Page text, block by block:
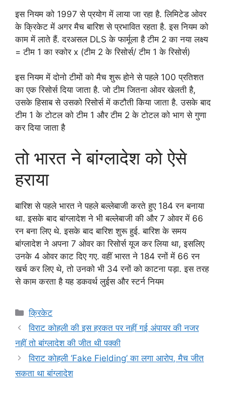
इस नियम को 1997 से प्रयोग में लाया जा रहा है. लिमिटेड ओवर
के क्रिकेट में अगर मैच बारिश से प्रभावित रहता है. इस नियम को
काम में लाते हैं. दरअसल DLS के फार्मूला है टीम 2 का नया लक्ष्‍य
= टीम 1 का स्‍कोर x (टीम 2 के रिसोर्स/ टीम 1 के रिसोर्स)
इस नियम में दोनो टीमों को मैच शुरू होने से पहले 100 प्रतिशत
का एक रिसोर्स दिया जाता है. जो टीम जितना ओवर खेलती है,
उसके हिसाब से उसको रिसोर्स में कटौती किया जाता है. उसके बाद
टीम 1 के टोटल को टीम 1 और टीम 2 के टोटल को भाग से गुणा
कर दिया जाता है
तो भारत ने बांग्लादेश को ऐसे
हराया
बारिश से पहले भारत ने पहले बल्लेबाजी करते हुए 184 रन बनाया
था. इसके बाद बांग्लादेश ने भी बल्लेबाजी की और 7 ओवर में 66
रन बना लिए थे. इसके बाद बारिश शुरू हुई. बारिश के समय
बांग्लादेश ने अपना 7 ओवर का रिसोर्स यूज कर लिया था, इसलिए
उनके 4 ओवर काट दिए गए. वहीं भारत ने 184 रनों में 66 रन
खर्च कर लिए थे, तो उनको भी 34 रनों को काटना पड़ा. इस तरह
से काम करता है यह डकवर्थ लुईस और स्टर्न नियम
Categories
क्रिकेट
विराट कोहली की इस हरकत पर नहीं गई अंपायर की नजर
नहीं तो बांग्लादेश की जीत थी पक्की
विराट कोहली ‘Fake Fielding’ का लगा आरोप, मैच जीत
सकता था बांग्लादेश